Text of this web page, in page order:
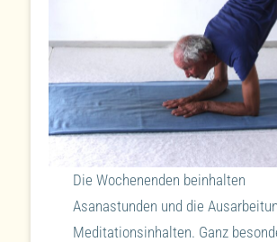
Die Wochenenden beinhalten
Asanastunden und die
Meditationsinhalten. Ganz